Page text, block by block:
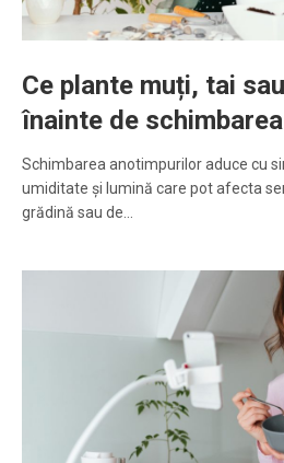
Ce plante muți, tai
înainte de
Schimbarea anotimpurilor aduce cu
umiditate și lumină care pot afecta
grădină sau de…